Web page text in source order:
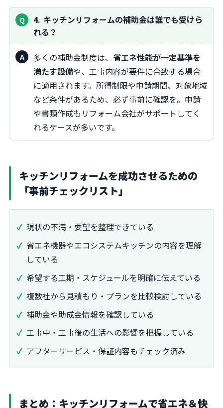
4 キッチンリフォームの補助金は誰でも受けら
れる？
多くの補助金制度は、 省エネ性能が一定基準を
満たす設備や、工事内容が要件に合致する場合
に適用されます。所得制限や申請期間、対象地域
など条件があるため、必ず事前に確認を。申請
や書類作成もリフォーム会社がサポートしてく
れるケースが多いです。
キッチンリフォームを成功させるための
「事前チェックリスト」
現状の不満・要望を整理できている
省エネ機器やエコシステムキッチンの内容を理解
している
希望する工期・スケジュールを明確に伝えている
複数社から見積もり・プランを比較検討している
補助金や助成金情報を確認している
工事中・工事後の生活への影響を把握している
アフターサービス・保証内容もチェック済み
まとめ：キッチンリフォームで省エネ＆快